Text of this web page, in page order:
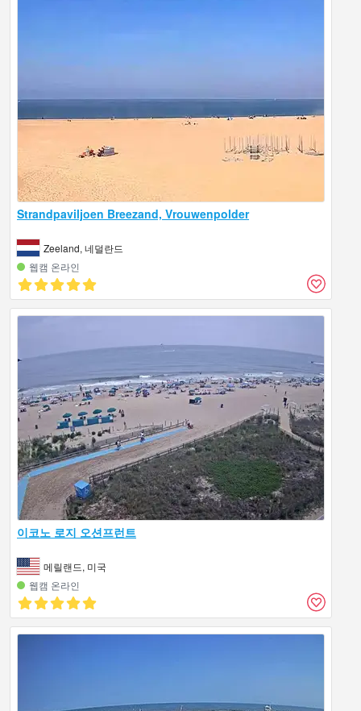
Strandpaviljoen Breezand, Vrouwenpolder
Zeeland, 네덜란드
웹캠 온라인
이코노 로지 오션프런트
메릴랜드, 미국
웹캠 온라인